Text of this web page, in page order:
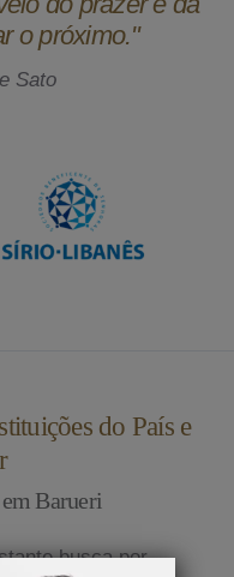
o próximo."
Sato
do País e
Barueri
busca por